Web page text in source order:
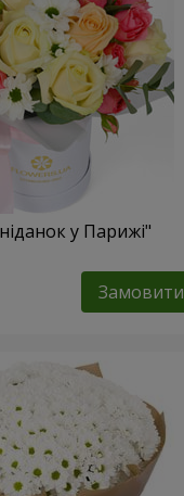
у Парижі"
Замовити